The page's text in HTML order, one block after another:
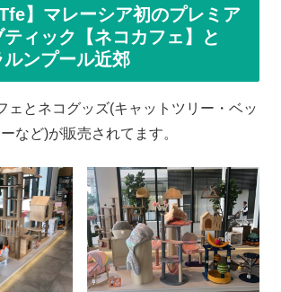
】マレーシア初のプレミア
ィック【ネコカフェ】と
ンプール近郊
ェとネコグッズ(キャットツリー・ベッ
など)が販売されてます。